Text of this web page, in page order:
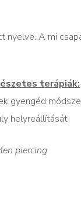
nyelve. A mi
terápiák:
gyengéd
helyreállítását
piercing